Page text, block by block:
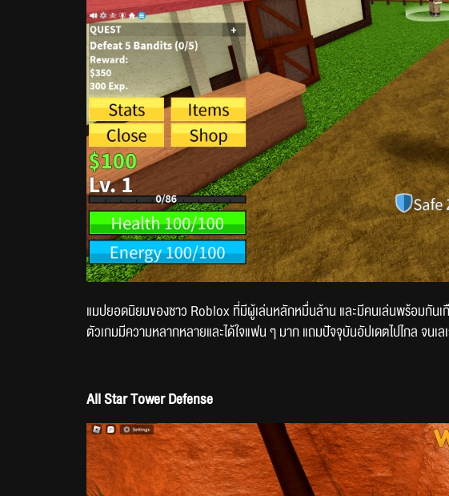
แมปยอดนิยมของชาว Roblox ที่มีผู้เล่นหลักหมื่นล้าน และมีคนเล่นพร้อมกันเ
ตัวเกมมีความหลากหลายและได้ใจแฟน ๆ มาก แถมปัจจุบันอัปเดตไปไกล จนเ
All Star Tower Defense